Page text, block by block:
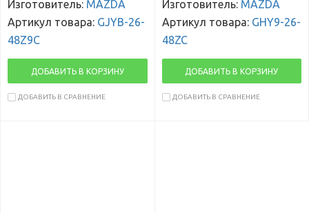
Изготовитель: MAZDA
Артикул товара: GJYB-26-
48Z9C
ДОБАВИТЬ В КОРЗИНУ
ДОБАВИТЬ В СРАВНЕНИЕ
Изготовитель: MAZDA
Артикул товара: GHY9-26-
48ZC
ДОБАВИТЬ В КОРЗИНУ
ДОБАВИТЬ В СРАВНЕНИЕ